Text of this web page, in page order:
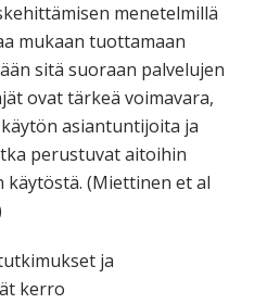
menetelmillä
mukaan tuottamaan
sitä suoraan palvelujen
ovat tärkeä voimavara,
asiantuntijoita ja
perustuvat aitoihin
käytöstä. (Miettinen et al
ja
kerro